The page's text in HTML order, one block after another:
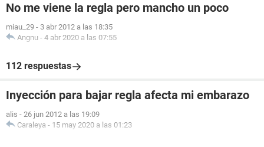
No me viene la regla pero mancho un poco
miau_29 - 3 abr 2012 a las 18:35
Angnu - 4 abr 2020 a las 07:55
112 respuestas
Inyección para bajar regla afecta mi embarazo
alis - 26 jun 2012 a las 19:09
Caraleya - 15 may 2020 a las 01:23